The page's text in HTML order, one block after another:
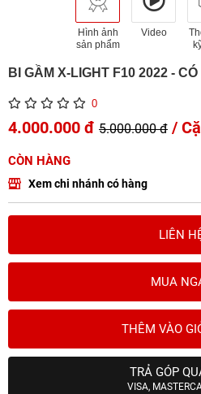
Hình ảnh
sản phẩm
Video
BI GẦM X-LIGHT F10 2022 -
0
4.000.000 đ 5.000.000 đ /
CÒN HÀNG
Xem chi nhánh có hàng
LIÊN
MUA
THÊM VÀO
TRẢ GÓP
VISA,